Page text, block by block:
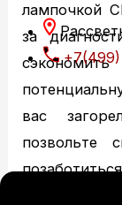
лампочкой
за
вас
позвольте